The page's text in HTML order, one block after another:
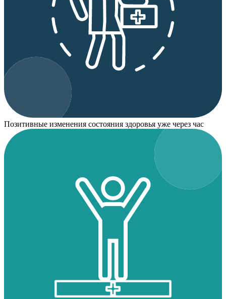
Позитивные изменения состояния здоровья уже через час